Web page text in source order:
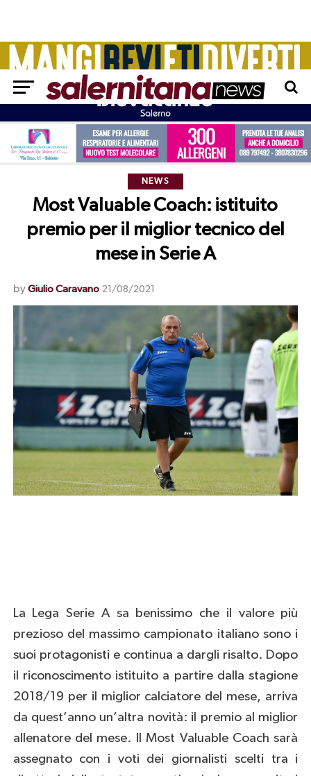
NEWS
Most Valuable Coach: istituito
premio per il miglior tecnico del
mese in Serie A
by Giulio Caravano 21/08/2021
La Lega Serie A sa benissimo che il valore più
prezioso del massimo campionato italiano sono i
suoi protagonisti e continua a dargli risalto. Dopo
il riconoscimento istituito a partire dalla stagione
2018/19 per il miglior calciatore del mese, arriva
da quest’anno un’altra novità: il premio al miglior
allenatore del mese. Il Most Valuable Coach sarà
assegnato con i voti dei giornalisti scelti tra i